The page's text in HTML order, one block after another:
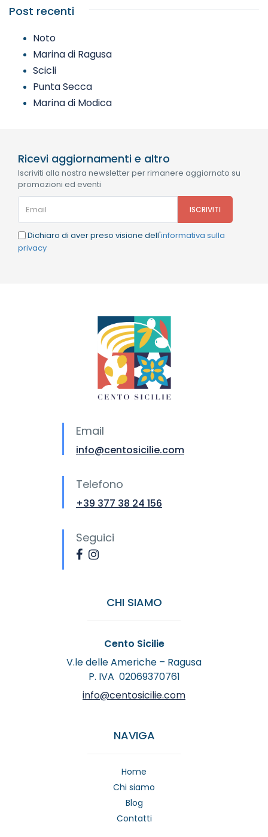
Post recenti
Noto
Marina di Ragusa
Scicli
Punta Secca
Marina di Modica
Ricevi aggiornamenti e altro
Iscriviti alla nostra newsletter per rimanere aggiornato su
promozioni ed eventi
Dichiaro di aver preso visione dell'informativa sulla
privacy
Email
info@centosicilie.com
Telefono
+39 377 38 24 156
Seguici
CHI SIAMO
Cento Sicilie
V.le delle Americhe – Ragusa
P. IVA 02069370761
info@centosicilie.com
NAVIGA
Home
Chi siamo
Blog
Contatti